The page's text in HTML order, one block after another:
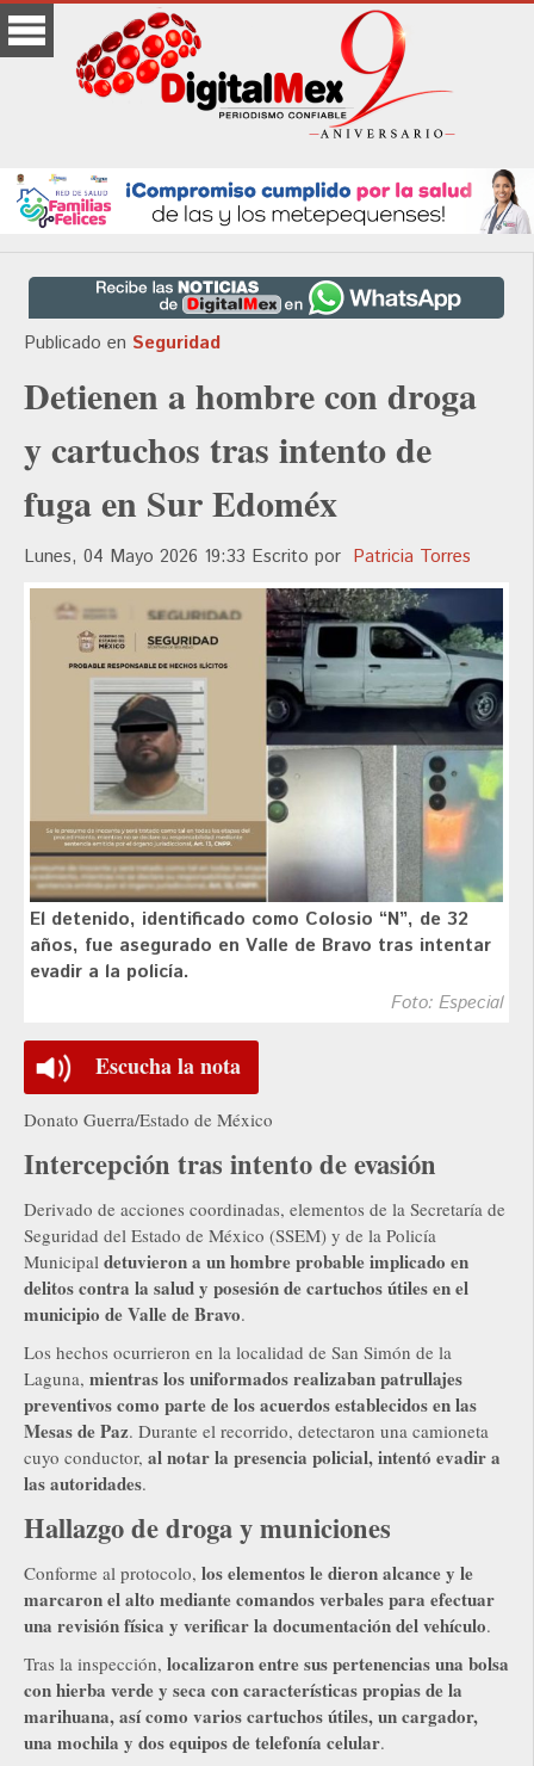
Publicado en Seguridad
Detienen a hombre con droga
y cartuchos tras intento de
fuga en Sur Edoméx
Lunes, 04 Mayo 2026 19:33 Escrito por Patricia Torres
El detenido, identificado como Colosio “N”, de 32
años, fue asegurado en Valle de Bravo tras intentar
evadir a la policía.
Foto: Especial
Escucha la nota
Donato Guerra/Estado de México
Intercepción tras intento de evasión
Derivado de acciones coordinadas, elementos de la Secretaría de
Seguridad del Estado de México (SSEM) y de la Policía
Municipal detuvieron a un hombre probable implicado en
delitos contra la salud y posesión de cartuchos útiles en el
municipio de Valle de Bravo.
Los hechos ocurrieron en la localidad de San Simón de la
Laguna, mientras los uniformados realizaban patrullajes
preventivos como parte de los acuerdos establecidos en las
Mesas de Paz. Durante el recorrido, detectaron una camioneta
cuyo conductor, al notar la presencia policial, intentó evadir a
las autoridades.
Hallazgo de droga y municiones
Conforme al protocolo, los elementos le dieron alcance y le
marcaron el alto mediante comandos verbales para efectuar
una revisión física y verificar la documentación del vehículo.
Tras la inspección, localizaron entre sus pertenencias una bolsa
con hierba verde y seca con características propias de la
marihuana, así como varios cartuchos útiles, un cargador,
una mochila y dos equipos de telefonía celular.